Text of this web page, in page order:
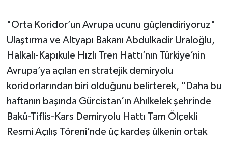
"Orta Koridor’un Avrupa ucunu güçlendiriyoruz"
Ulaştırma ve Altyapı Bakanı Abdulkadir Uraloğlu,
Halkalı-Kapıkule Hızlı Tren Hattı’nın Türkiye’nin
Avrupa’ya açılan en stratejik demiryolu
koridorlarından biri olduğunu belirterek, "Daha bu
haftanın başında Gürcistan’ın Ahılkelek şehrinde
Bakü-Tiflis-Kars Demiryolu Hattı Tam Ölçekli
Resmi Açılış Töreni’nde üç kardeş ülkenin ortak